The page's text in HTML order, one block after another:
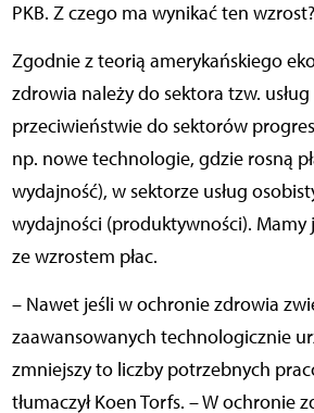
PKB. Z czego ma wynikać ten wzrost?
Zgodnie z teorią amerykańskiego
zdrowia należy do sektora tzw.
przeciwieństwie do sektorów
np. nowe technologie, gdzie rosną
wydajność), w sektorze usług
wydajności (produktywności). Mamy
ze wzrostem płac.
– Nawet jeśli w ochronie zdrowia
zaawansowanych technologicznie
zmniejszy to liczby potrzebnych
tłumaczył Koen Torfs. – W ochronie